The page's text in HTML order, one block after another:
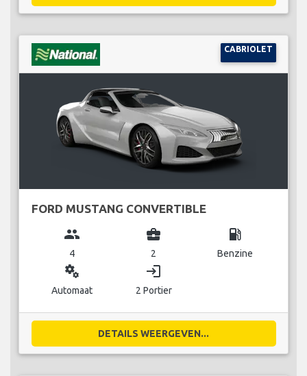
CABRIOLET
FORD MUSTANG CONVERTIBLE
group
4
business_center
2
local_gas_station
Benzine
miscellaneous_services
Automaat
login
2 Portier
DETAILS WEERGEVEN...